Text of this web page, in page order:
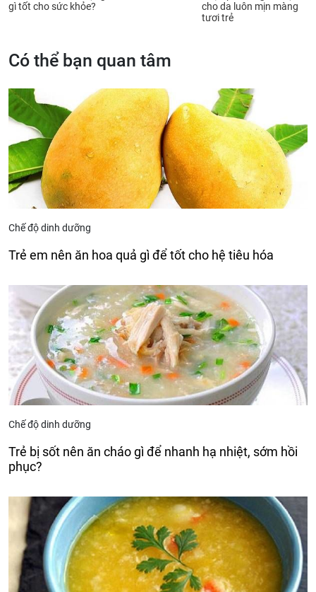
gì tốt cho sức khỏe?
cho da luôn mịn màng
tươi trẻ
Có thể bạn quan tâm
Chế độ dinh dưỡng
Trẻ em nên ăn hoa quả gì để tốt cho hệ tiêu hóa
Chế độ dinh dưỡng
Trẻ bị sốt nên ăn cháo gì để nhanh hạ nhiệt, sớm hồi
phục?